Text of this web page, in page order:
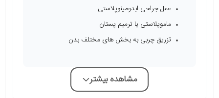
عمل جراحی ابدومینوپلاستی
ماموپلاستی یا ترمیم پستان
تزریق چربی به بخش های مختلف بدن
مشاهده بیشتر